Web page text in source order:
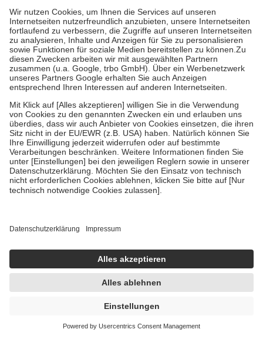
höchstens zehn Euro.
Es sind jedoch nie mehr als die tatsächlichen
Kosten der Leistung zu entrichten.
Diese Regeln gelten grundsätzlich auch für Online-Apotheken.
Bei Heilmitteln und häuslicher Krankenpflege beträgt die
Zuzahlung zehn Prozent der Kosten sowie zehn Euro je
Verordnung.
Um das Engagement der Versicherten für ihre eigene Gesundheit zu
stärken und die besondere Stellung der Familie zu unterstützen,
fallenkeine Zuzahlungenan bei:
• Kindern und Jugendlichen bis zum vollendeten 18. Lebensjahr
mit Ausnahme der Fahrkosten
• Untersuchungen zur Vorsorge und Früherkennung, die von der
GKV getragen werden
• empfohlenen Schutzimpfungen
• Harn- und Blutteststreifen
getroffen, um sicherzustellen, dass es sich um echte Bewertungen
https://help.etrusted.com/hc/de/articles/4419944605341
Einige Bilder und Inhalte wurden unter Zuhilfenahme künstlicher